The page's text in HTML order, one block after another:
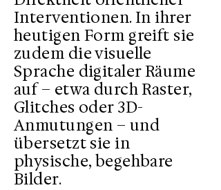
Interventionen. In ihrer
heutigen Form greift sie
zudem die visuelle
Sprache digitaler Räume
auf – etwa durch Raster,
Glitches oder 3D-
Anmutungen – und
übersetzt sie in
physische, begehbare
Bilder.